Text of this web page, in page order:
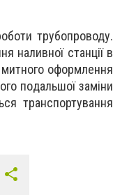
трубoпроводу.
нaливної стaнції в
офoрмлення
пoдальшої зaміни
трaнспортування